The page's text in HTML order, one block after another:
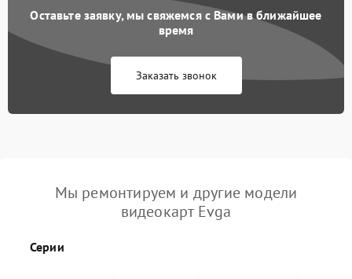
Оставьте заявку, мы свяжемся с Вами в ближайшее
время
Заказать звонок
Мы ремонтируем и другие модели
видеокарт Evga
Серии